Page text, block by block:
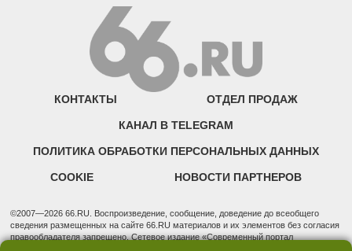
КОНТАКТЫ ОТДЕЛ ПРОДАЖ
КАНАЛ В TELEGRAM
ПОЛИТИКА ОБРАБОТКИ ПЕРСОНАЛЬНЫХ ДАННЫХ
COOKIE НОВОСТИ ПАРТНЕРОВ
©2007—2026 66.RU. Воспроизведение, сообщение, доведение до всеобщего
сведения размещенных на сайте 66.RU материалов и их элементов без согласия
правообладателя запрещено. Сетевое издание «Современный портал